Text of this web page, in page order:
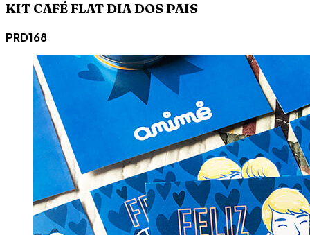
KIT CAFÉ FLAT DIA DOS PAIS
PRD168